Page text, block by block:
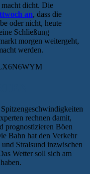
dicht. Die
an, dass die
oder nicht, heute
Schließung
morgen weitergeht,
werden.
rechnen damit,
prognostizieren Böen
Bahn hat den Verkehr
Stralsund inzwischen
Wetter soll sich am